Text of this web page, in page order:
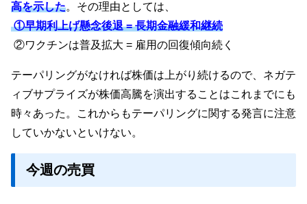
高を示した。その理由としては、
①早期利上げ懸念後退 =長期金融緩和継続
②ワクチンは普及拡大 = 雇用の回復傾向続く
テーパリングがなければ株価は上がり続けるので、ネガテ
ィブサプライズが株価高騰を演出することはこれまでにも
時々あった。これからもテーパリングに関する発言に注意
していかないといけない。
今週の売買